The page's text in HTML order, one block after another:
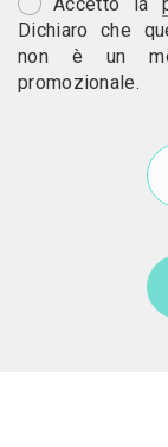
Dichiaro che
non è un
promozionale.